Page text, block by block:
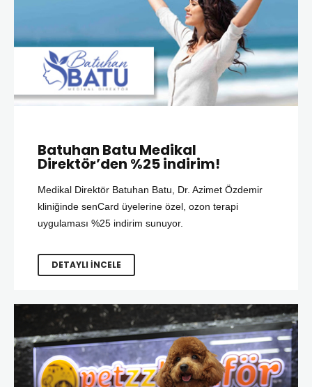
Batuhan Batu Medikal
Direktör’den %25 indirim!
Medikal Direktör Batuhan Batu, Dr. Azimet Özdemir
kliniğinde senCard üyelerine özel, ozon terapi
uygulaması %25 indirim sunuyor.
DETAYLI İNCELE